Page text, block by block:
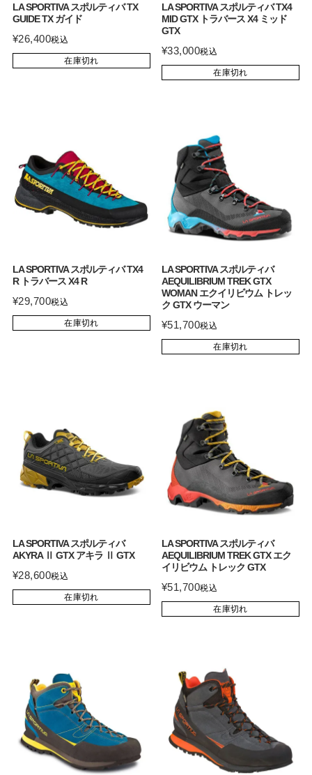
LA SPORTIVA スポルティバ TX
GUIDE TX ガイド
¥26,400税込
在庫切れ
LA SPORTIVA スポルティバ TX4
MID GTX トラバース X4 ミッド
GTX
¥33,000税込
在庫切れ
LA SPORTIVA スポルティバ TX4
R トラバース X4 R
¥29,700税込
在庫切れ
LA SPORTIVA スポルティバ
AEQUILIBRIUM TREK GTX
WOMAN エクイリビウム トレッ
ク GTX ウーマン
¥51,700税込
在庫切れ
LA SPORTIVA スポルティバ
AKYRA Ⅱ GTX アキラ Ⅱ GTX
¥28,600税込
在庫切れ
LA SPORTIVA スポルティバ
AEQUILIBRIUM TREK GTX エク
イリビウム トレック GTX
¥51,700税込
在庫切れ